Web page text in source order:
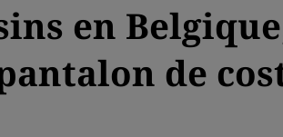
en
de